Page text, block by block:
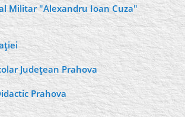
Militar "Alexandru Ioan Cuza"
Judeţean Prahova
Prahova